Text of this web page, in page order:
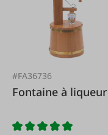
#FA36736
Fontaine à liqueur